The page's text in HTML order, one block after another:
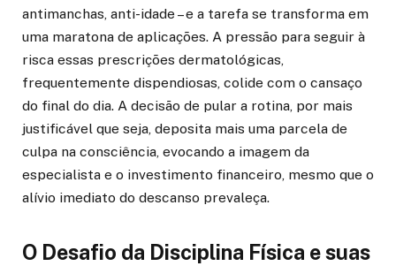
antimanchas, anti-idade – e a tarefa se transforma em
uma maratona de aplicações. A pressão para seguir à
risca essas prescrições dermatológicas,
frequentemente dispendiosas, colide com o cansaço
do final do dia. A decisão de pular a rotina, por mais
justificável que seja, deposita mais uma parcela de
culpa na consciência, evocando a imagem da
especialista e o investimento financeiro, mesmo que o
alívio imediato do descanso prevaleça.
O Desafio da Disciplina Física e suas